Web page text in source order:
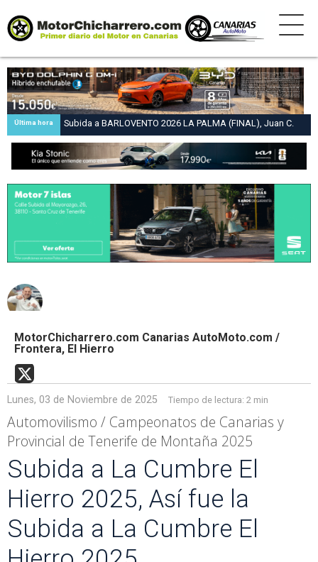
Última hora
Subida a BARLOVENTO 2026 LA PALMA (FINAL), Juan C.
Brito y Carlos A. Pérez hacen suya la victoria en la 47 Subida
a Barlovento
MotorChicharrero.com Canarias AutoMoto.com /
Frontera, El Hierro
Lunes, 03 de Noviembre de 2025 Tiempo de lectura: 2 min
Automovilismo / Campeonatos de Canarias y
Provincial de Tenerife de Montaña 2025
Subida a La Cumbre El
Hierro 2025, Así fue la
Subida a La Cumbre El